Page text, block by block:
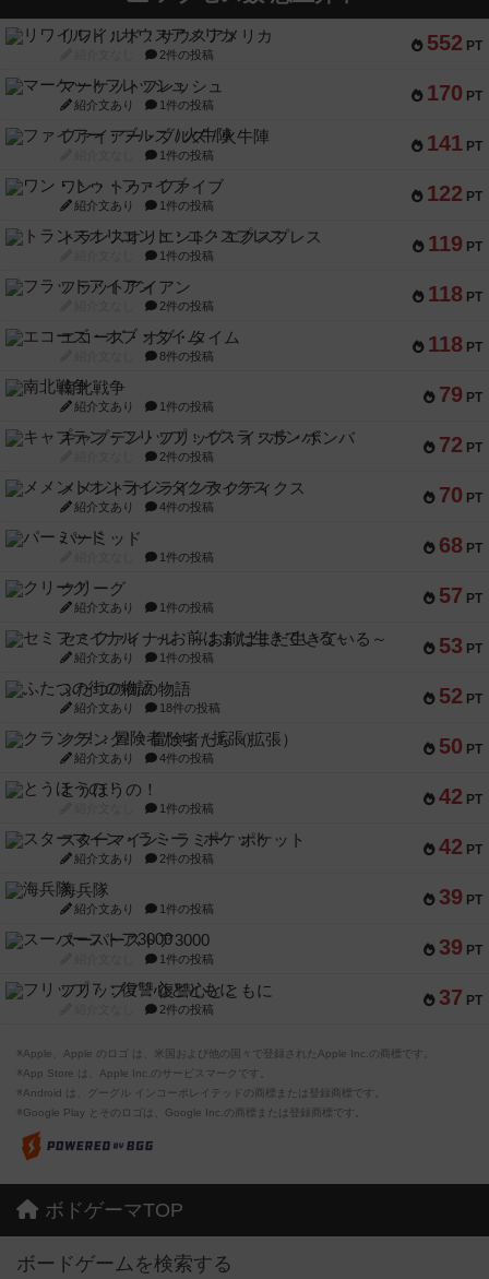
552 PT
リワイルド：サウスアメリカ
2件の投稿
170 PT
マーケットフレッシュ
紹介文あり 1件の投稿
141 PT
ファイアー・ブルズ / 火牛陣
1件の投稿
122 PT
ワン・トゥ・ファイブ
紹介文あり 1件の投稿
119 PT
トランスオリエント・エクスプレス
1件の投稿
118 PT
フラットアイアン
2件の投稿
118 PT
エコーズ・オブ・タイム
8件の投稿
79 PT
南北戦争
紹介文あり 1件の投稿
72 PT
キャプテン・フリップ：イスラ・ボンバ
2件の投稿
70 PT
メメントオンラインタクティクス
紹介文あり 4件の投稿
68 PT
パーミッド
1件の投稿
57 PT
クリーグ
紹介文あり 1件の投稿
53 PT
セミファイナル ～お前はまだ生きている～
紹介文あり 1件の投稿
52 PT
ふたつの街の物語
紹介文あり 18件の投稿
50 PT
クランク! ：冒険者たち（拡張）
紹介文あり 4件の投稿
42 PT
とうほうの！
1件の投稿
42 PT
スターマイン・ラミー ポケット
紹介文あり 2件の投稿
39 PT
海兵隊
紹介文あり 1件の投稿
39 PT
スーパーストア3000
1件の投稿
37 PT
フリップ７：復讐心とともに
2件の投稿
※Apple、Apple のロゴ は、米国および他の国々で登録されたApple Inc.の商標です。
※App Store は、Apple Inc.のサービスマークです。
※Android は、グーグル インコーポレイテッドの商標または登録商標です。
※Google Play とそのロゴは、Google Inc.の商標または登録商標です。
ボドゲーマTOP
ボードゲームを検索する